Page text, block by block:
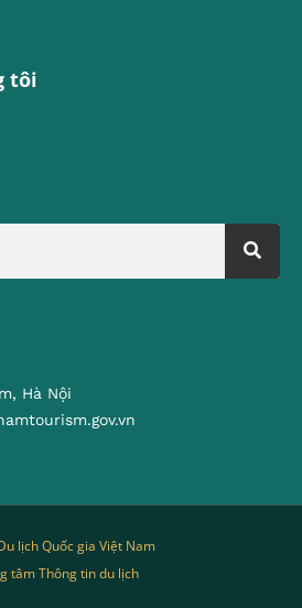
tôi
Hà Nội
lịch Quốc gia Việt Nam
tâm Thông tin du lịch